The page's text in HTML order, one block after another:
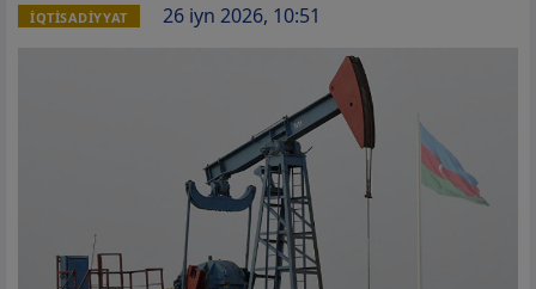
İQTİSADİYYAT 26 iyn 2026, 10:51